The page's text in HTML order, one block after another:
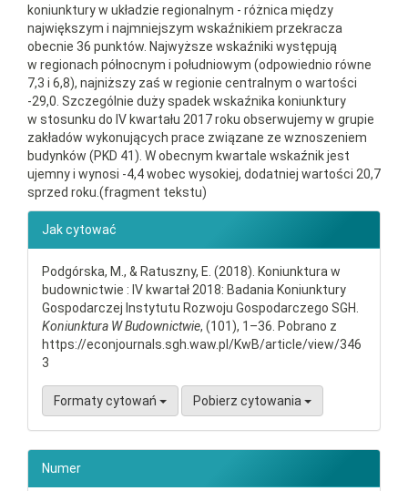
koniunktury w układzie regionalnym - różnica między
największym i najmniejszym wskaźnikiem przekracza
obecnie 36 punktów. Najwyższe wskaźniki występują
w regionach północnym i południowym (odpowiednio równe
7,3 i 6,8), najniższy zaś w regionie centralnym o wartości
-29,0. Szczególnie duży spadek wskaźnika koniunktury
w stosunku do IV kwartału 2017 roku obserwujemy w grupie
zakładów wykonujących prace związane ze wznoszeniem
budynków (PKD 41). W obecnym kwartale wskaźnik jest
ujemny i wynosi -4,4 wobec wysokiej, dodatniej wartości 20,7
sprzed roku.(fragment tekstu)
Jak cytować
Podgórska, M., & Ratuszny, E. (2018). Koniunktura w
budownictwie : IV kwartał 2018: Badania Koniunktury
Gospodarczej Instytutu Rozwoju Gospodarczego SGH.
Koniunktura W Budownictwie, (101), 1–36. Pobrano z
https://econjournals.sgh.waw.pl/KwB/article/view/346
3
Formaty cytowań Pobierz cytowania
Numer